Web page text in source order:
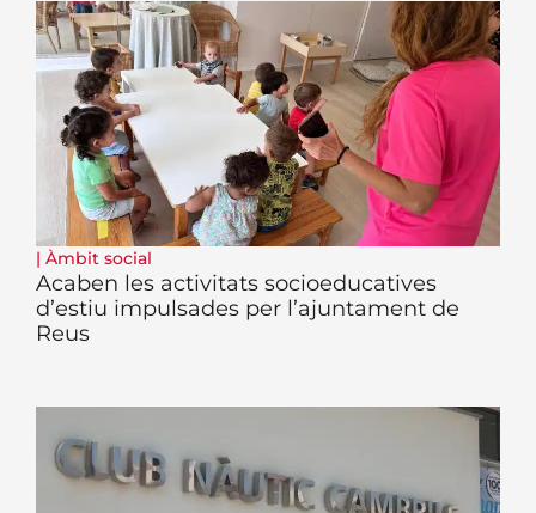
| Àmbit social
Acaben les activitats socioeducatives
d’estiu impulsades per l’ajuntament de
Reus